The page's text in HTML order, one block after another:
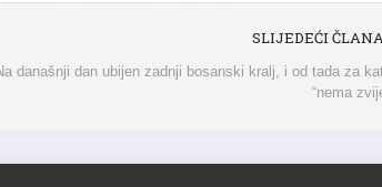
SLIJEDEĆI
Na današnji dan ubijen zadnji bosanski kralj, i od tada za
“nema